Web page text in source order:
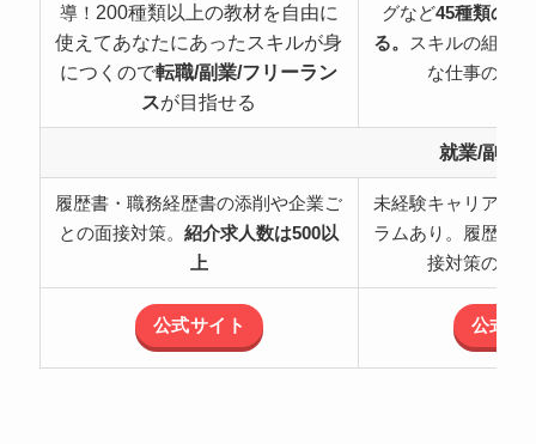
導！ 200種類以上の教材を自由に
使えてあなたにあったスキルが身
につくので転職/副業/フリーラン
スが目指せる
グなど45種類の職
る。 スキルの組み
な仕事の可
就業/副業
履歴書・職務経歴書の添削や企業ご
との面接対策。紹介求人数は500以
上
未経験キャリアチ
ラムあり。履歴書
接対策のサ
公式サイト 公式サ